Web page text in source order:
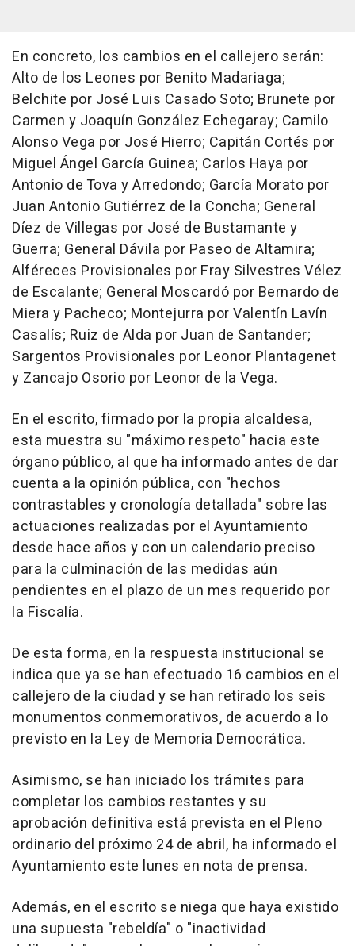
En concreto, los cambios en el callejero serán:
Alto de los Leones por Benito Madariaga;
Belchite por José Luis Casado Soto; Brunete por
Carmen y Joaquín González Echegaray; Camilo
Alonso Vega por José Hierro; Capitán Cortés por
Miguel Ángel García Guinea; Carlos Haya por
Antonio de Tova y Arredondo; García Morato por
Juan Antonio Gutiérrez de la Concha; General
Díez de Villegas por José de Bustamante y
Guerra; General Dávila por Paseo de Altamira;
Alféreces Provisionales por Fray Silvestres Vélez
de Escalante; General Moscardó por Bernardo de
Miera y Pacheco; Montejurra por Valentín Lavín
Casalís; Ruiz de Alda por Juan de Santander;
Sargentos Provisionales por Leonor Plantagenet
y Zancajo Osorio por Leonor de la Vega.
En el escrito, firmado por la propia alcaldesa,
esta muestra su "máximo respeto" hacia este
órgano público, al que ha informado antes de dar
cuenta a la opinión pública, con "hechos
contrastables y cronología detallada" sobre las
actuaciones realizadas por el Ayuntamiento
desde hace años y con un calendario preciso
para la culminación de las medidas aún
pendientes en el plazo de un mes requerido por
la Fiscalía.
De esta forma, en la respuesta institucional se
indica que ya se han efectuado 16 cambios en el
callejero de la ciudad y se han retirado los seis
monumentos conmemorativos, de acuerdo a lo
previsto en la Ley de Memoria Democrática.
Asimismo, se han iniciado los trámites para
completar los cambios restantes y su
aprobación definitiva está prevista en el Pleno
ordinario del próximo 24 de abril, ha informado el
Ayuntamiento este lunes en nota de prensa.
Además, en el escrito se niega que haya existido
una supuesta "rebeldía" o "inactividad